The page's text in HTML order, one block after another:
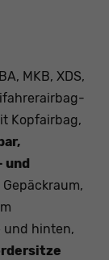
MKB, XDS,
Kopfairbag,
und
und hinten,